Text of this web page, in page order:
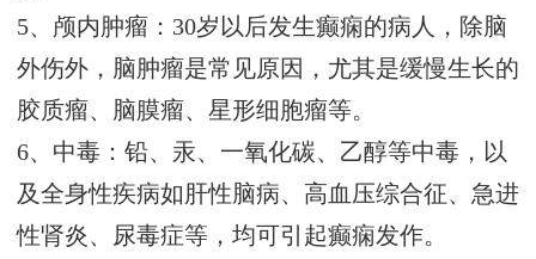
5、颅内肿瘤：30岁以后发生癫痫的病人，除脑
外伤外，脑肿瘤是常见原因，尤其是缓慢生长的
胶质瘤、脑膜瘤、星形细胞瘤等。
6、中毒：铅、汞、一氧化碳、乙醇等中毒，以
及全身性疾病如肝性脑病、高血压综合征、急进
性肾炎、尿毒症等，均可引起癫痫发作。